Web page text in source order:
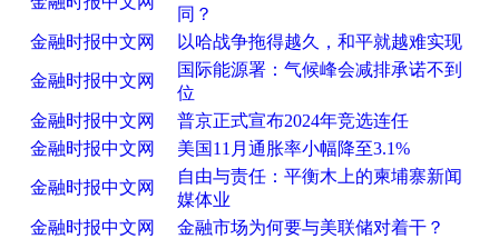
同？
金融时报中文网
以哈战争拖得越久，和平就越难实现
金融时报中文网
国际能源署：气候峰会减排承诺不到
位
金融时报中文网
普京正式宣布2024年竞选连任
金融时报中文网
美国11月通胀率小幅降至3.1%
金融时报中文网
自由与责任：平衡木上的柬埔寨新闻
媒体业
金融时报中文网
金融市场为何要与美联储对着干？